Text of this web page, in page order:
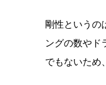
剛性というの
ングの数やド
でもないため